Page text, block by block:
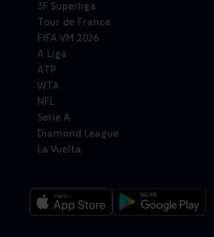
3F Superliga
Tour de France
FIFA VM 2026
A Liga
ATP
WTA
NFL
Serie A
Diamond League
La Vuelta